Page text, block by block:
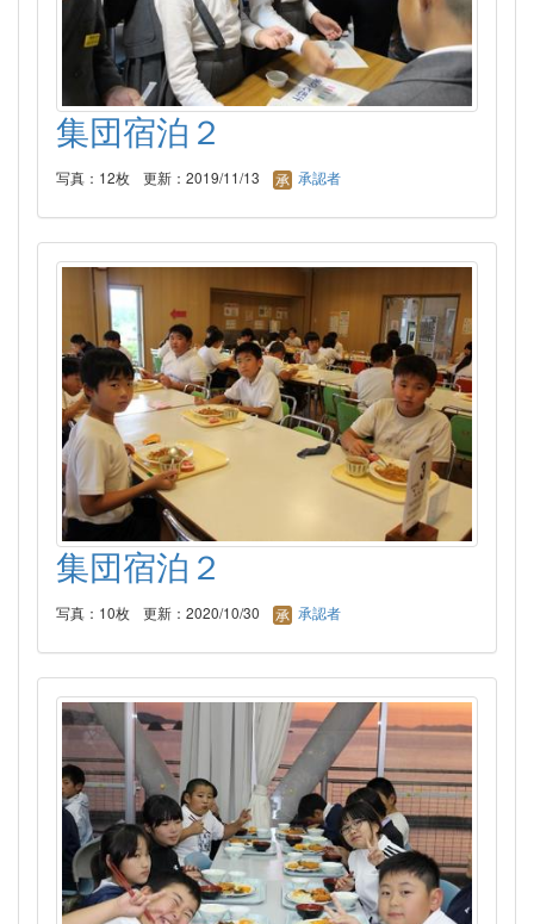
集団宿泊２
写真：12枚 更新：2019/11/13 承認者
集団宿泊２
写真：10枚 更新：2020/10/30 承認者